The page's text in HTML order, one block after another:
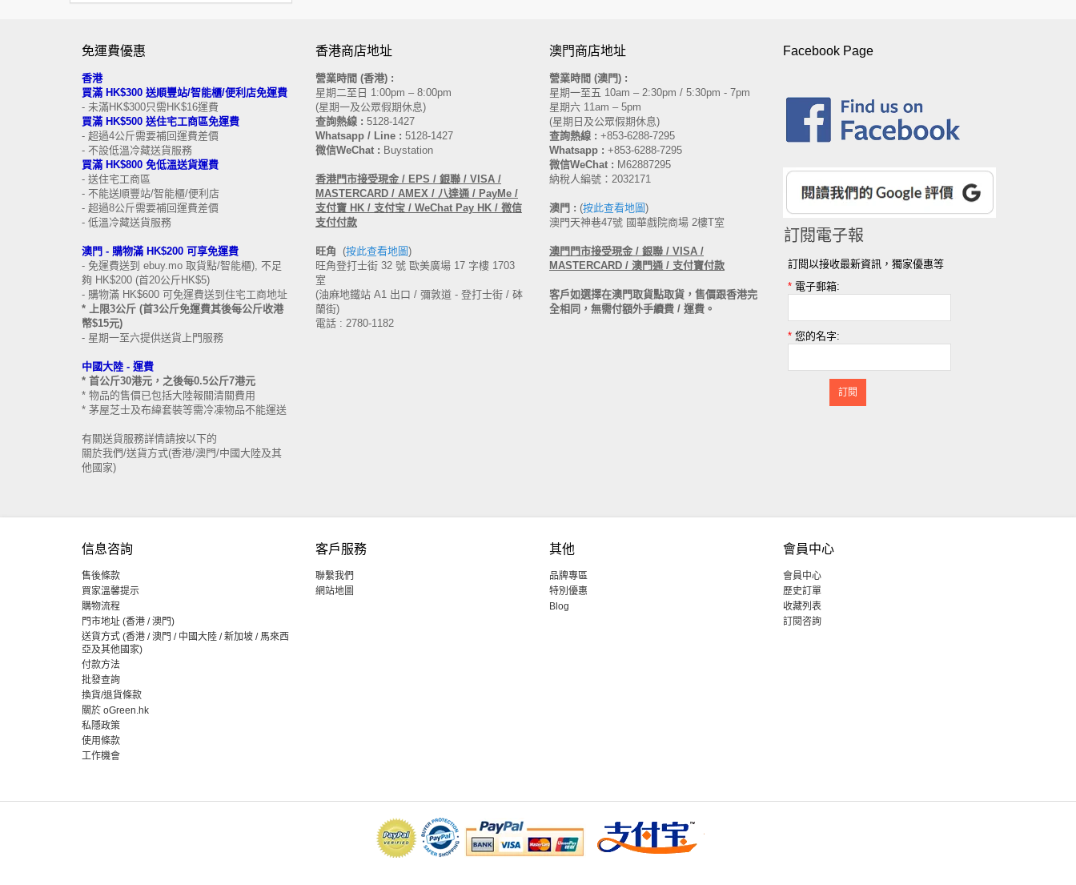
免運費優惠
香港
買滿 HK$300 送順豐站/智能櫃/便利店免運費
- 未滿HK$300只需HK$16運費
買滿 HK$500 送住宅工商區免運費
- 超過4公斤需要補回運費差價
- 不設低溫冷藏送貨服務
買滿 HK$800 免低溫送貨運費
- 送住宅工商區
- 不能送順豐站/智能櫃/便利店
- 超過8公斤需要補回運費差價
- 低溫冷藏送貨服務
澳門 - 購物滿 HK$200 可享免運費
- 免運費送到 ebuy.mo 取貨點/智能櫃), 不足
夠 HK$200 (首20公斤HK$5)
- 購物滿 HK$600 可免運費送到住宅工商地址
* 上限3公斤 (首3公斤免運費其後每公斤收港
幣$15元)
- 星期一至六提供送貨上門服務
中國大陸 - 運費
* 首公斤30港元，之後每0.5公斤7港元
* 物品的售價已包括大陸報關清關費用
* 茅屋芝士及布緯套裝等需冷凍物品不能運送
有關送貨服務詳情請按以下的
關於我們/送貨方式(香港/澳門/中國大陸及其
他國家)
香港商店地址
營業時間 (香港) :
星期二至日 1:00pm – 8:00pm
(星期一及公眾假期休息)
查詢熱線 : 5128-1427
Whatsapp / Line : 5128-1427
微信WeChat : Buystation
香港門市接受現金 / EPS / 銀聯 / VISA /
MASTERCARD / AMEX / 八達通 / PayMe /
支付寶 HK / 支付宝 / WeChat Pay HK / 微信
支付付款
旺角 (按此查看地圖)
旺角登打士街 32 號 歐美廣場 17 字樓 1703
室
(油麻地鐵站 A1 出口 / 彌敦道 - 登打士街 / 砵
蘭街)
電話 : 2780-1182
澳門商店地址
營業時間 (澳門) :
星期一至五 10am – 2:30pm / 5:30pm - 7pm
星期六 11am – 5pm
(星期日及公眾假期休息)
查詢熱線 : +853-6288-7295
Whatsapp : +853-6288-7295
微信WeChat : M62887295
納稅人編號：2032171
澳門 : (按此查看地圖)
澳門天神巷47號 國華戲院商場 2樓T室
澳門 門市接受現金 / 銀聯 / VISA /
MASTERCARD / 澳門通 / 支付寶付款
客戶如選擇在澳門取貨點取貨，售價跟香港完
全相同，無需付額外手續費 / 運費。
Facebook Page
訂閱電子報
訂閱以接收最新資訊，獨家優惠等
* 電子郵箱:
* 您的名字:
訂閱
信息咨詢
售後條款
買家溫馨提示
購物流程
門市地址 (香港 / 澳門)
送貨方式 (香港 / 澳門 / 中國大陸 / 新加坡 / 馬來西
亞及其他國家)
付款方法
批發查詢
換貨/退貨條款
關於 oGreen.hk
私隱政策
使用條款
工作機會
客戶服務
聯繫我們
網站地圖
其他
品牌專區
特別優惠
Blog
會員中心
會員中心
歷史訂單
收藏列表
訂閱咨詢